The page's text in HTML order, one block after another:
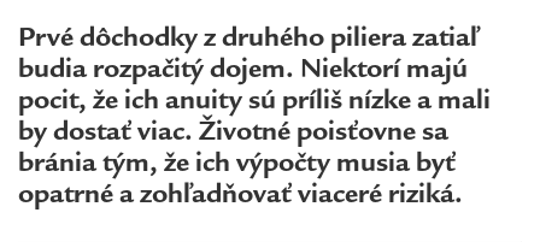
Prvé dôchodky z druhého piliera zatiaľ
budia rozpačitý dojem. Niektorí majú
pocit, že ich anuity sú príliš nízke a mali
by dostať viac. Životné poisťovne sa
bránia tým, že ich výpočty musia byť
opatrné a zohľadňovať viaceré riziká.